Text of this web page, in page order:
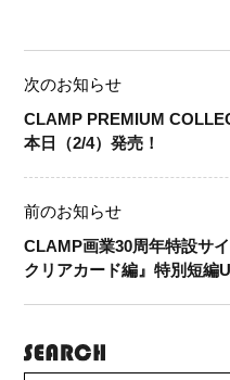
次のお知らせ
CLAMP PREMIUM
本日（2/4）発売！
前のお知らせ
CLAMP画業30周年特設サ
クリアカード編』特別短編